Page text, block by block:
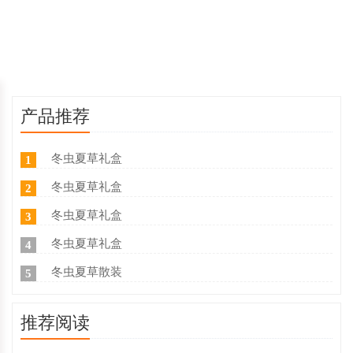
产品推荐
1 冬虫夏草礼盒
2 冬虫夏草礼盒
3 冬虫夏草礼盒
4 冬虫夏草礼盒
5 冬虫夏草散装
推荐阅读